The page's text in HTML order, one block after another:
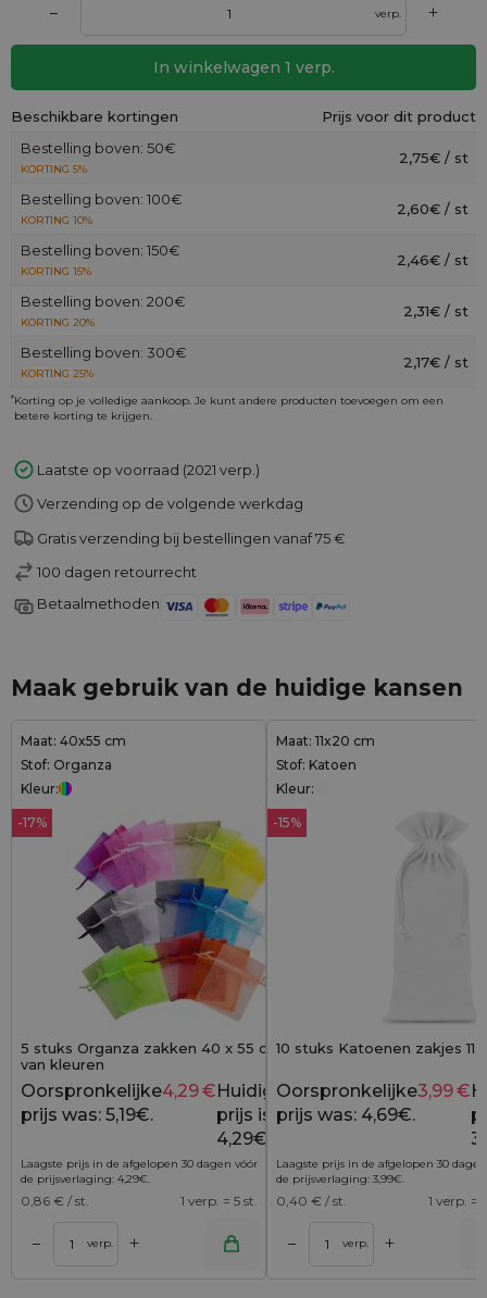
– verp. +
In winkelwagen 1 verp.
Beschikbare kortingen
Prijs voor dit product
Bestelling boven: 50€
KORTING 5%
2,75€ / st
Bestelling boven: 100€
KORTING 10%
2,60€ / st
Bestelling boven: 150€
KORTING 15%
2,46€ / st
Bestelling boven: 200€
KORTING 20%
2,31€ / st
Bestelling boven: 300€
KORTING 25%
2,17€ / st
*Korting op je volledige aankoop. Je kunt andere producten toevoegen om een
betere korting te krijgen.
Laatste op voorraad (2021 verp.)
Verzending op de volgende werkdag
Gratis verzending bij bestellingen vanaf 75 €
100 dagen retourrecht
Betaalmethoden
Maak gebruik van de huidige kansen
Maat: 40x55 cm
Stof: Organza
Kleur:
-17%
5 stuks Organza zakken 40 x 55 cm - mix
van kleuren
5,19 €
Oorspronkelijke
prijs was: 5,19€.
4,29€Huidige
prijs is:
4,29€.
Laagste prijs in de afgelopen 30 dagen vóór
de prijsverlaging: 4,29€.
0,86 € / st. 1 verp. = 5 st.
– verp. +
Maat: 11x20 cm
Stof: Katoen
Kleur:
-15%
10 stuks Katoenen zakjes 11
Oorspronkelijke
prijs was: 4,69€.
3,99€
Laagste prijs in de afgelopen 30
de prijsverlaging: 3,99€.
0,40 € / st. 1 verp. =
– verp. +
Toevoegen aan winkelwagen Toevoegen aan